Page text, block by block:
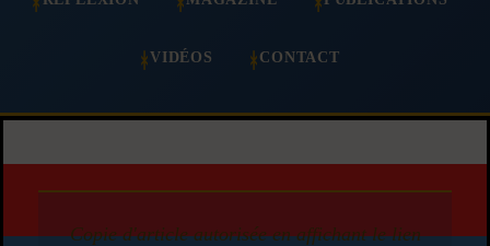
VIDÉOS CONTACT
Copie d'article autorisée en affichant le lien